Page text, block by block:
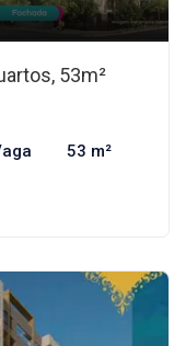
53m²
53 m²